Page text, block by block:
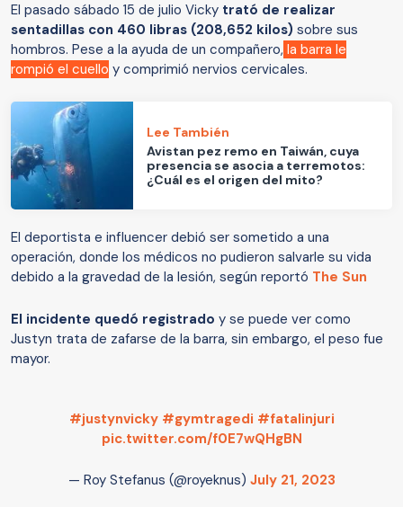
El pasado sábado 15 de julio Vicky trató de realizar
sentadillas con 460 libras (208,652 kilos) sobre sus
hombros. Pese a la ayuda de un compañero, la barra le
rompió el cuello y comprimió nervios cervicales.
Lee También
Avistan pez remo en Taiwán, cuya
presencia se asocia a terremotos:
¿Cuál es el origen del mito?
El deportista e influencer debió ser sometido a una
operación, donde los médicos no pudieron salvarle su vida
debido a la gravedad de la lesión, según reportó The Sun
El incidente quedó registrado y se puede ver como
Justyn trata de zafarse de la barra, sin embargo, el peso fue
mayor.
#justynvicky #gymtragedi #fatalinjuri
pic.twitter.com/f0E7wQHgBN
— Roy Stefanus (@royeknus) July 21, 2023